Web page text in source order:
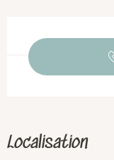
Localisation